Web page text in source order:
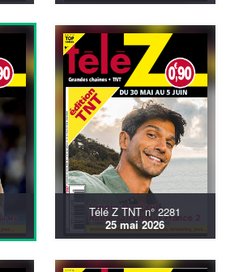
Télé Z TNT n° 2281
25 mai 2026